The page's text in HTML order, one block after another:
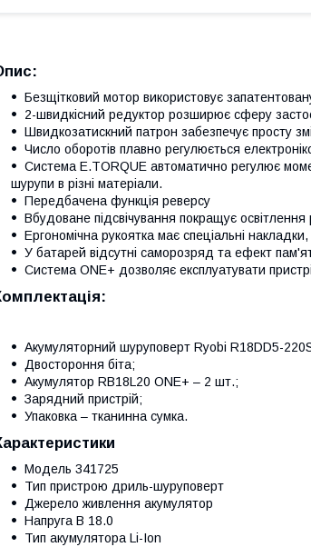
:
Безщітковий мотор використовує
2-швидкісний редуктор розширює сферу
Швидкозатискний патрон забезпечує просту
Число оборотів плавно регулюється
Система E.TORQUE автоматично регулює
шурупи в різні матеріали.
Передбачена функція реверсу
Вбудоване підсвічування покращує освітлення
Ергономічна рукоятка має спеціальні
У батарей відсутні саморозряд та ефект
Система ONE+ дозволяє експлуатувати
:
Акумуляторний шуруповерт Ryobi R18DD5-
Двостороння біта;
Акумулятор RB18L20 ONE+ – 2 шт.;
Зарядний пристрій;
Упаковка – тканинна сумка.
Модель 341725
Тип пристрою дриль-шуруповерт
Джерело живлення акумулятор
Напруга В 18.0
Тип акумулятора Li-Ion